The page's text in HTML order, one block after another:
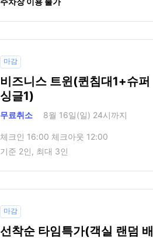
마감
비즈니스 트윈(퀸침대1+슈퍼
싱글1)
무료취소 8월 16일(일) 24시까지
체크인 16:00 체크아웃 12:00
기준 2인, 최대 3인
마감
선착순 타임특가(객실 랜덤 배